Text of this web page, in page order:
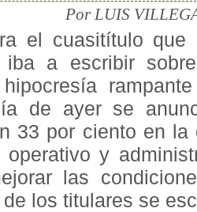
Por LUIS
el cuasitítulo que
iba a escribir
de ayer se
33 por ciento en la
operativo y
las
de los titulares se